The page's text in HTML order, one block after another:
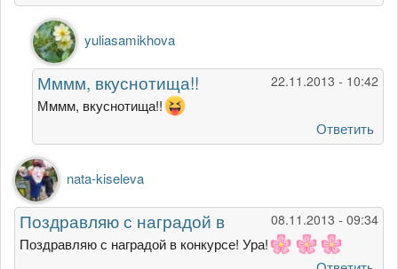
Ответ
на
Очень
вкусно!
Я
добавил
от
kabanov
yuliasamikhova
22.11.2013 - 10:42
Мммм, вкуснотища!!
Мммм, вкуснотища!!
Ответить
nata-kiseleva
08.11.2013 - 09:34
Поздравляю с наградой в
Поздравляю с наградой в конкурсе! Ура!